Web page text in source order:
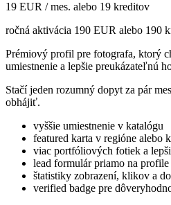
19 EUR / mes. alebo 19 kreditov
ročná aktivácia 190 EUR alebo 190
Prémiový profil pre fotografa, ktorý
umiestnenie a lepšie preukázateľnú
Stačí jeden rozumný dopyt za pár
obhájiť.
vyššie umiestnenie v katalógu
featured karta v regióne alebo
viac portfóliových fotiek a
lead formulár priamo na profile
štatistiky zobrazení, klikov a
verified badge pre